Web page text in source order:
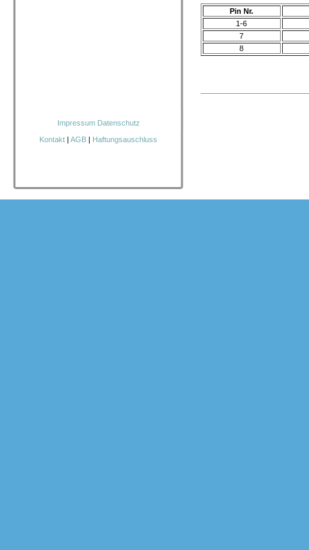
Pin Nr.
1-6
7
8
Impressum Datenschutz
Kontakt |AGB | Haftungsauschluss